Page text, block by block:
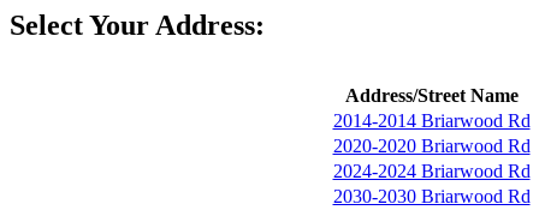
Select Your Address:
Address/Street Name
2014-2014 Briarwood Rd
2020-2020 Briarwood Rd
2024-2024 Briarwood Rd
2030-2030 Briarwood Rd